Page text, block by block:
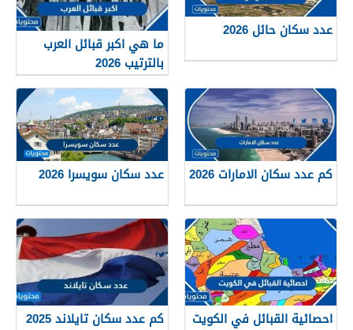
عدد سكان حائل 2026
ما هي اكبر قبائل العرب
بالترتيب 2026
كم عدد سكان الامارات 2026 عدد سكان سويسرا 2026
احصائية القبائل في الكويت
كم عدد سكان تايلاند 2025